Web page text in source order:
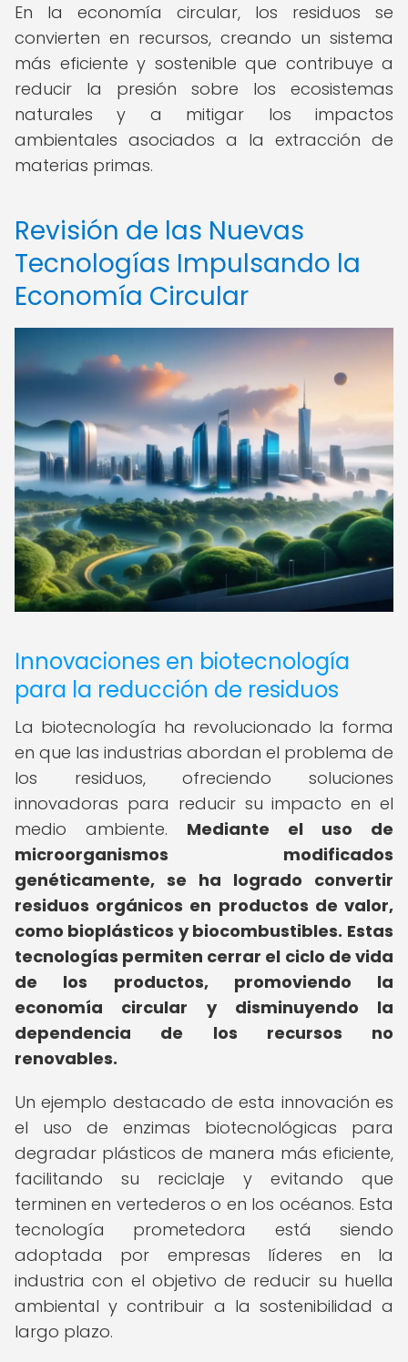
En la economía circular, los residuos se
convierten en recursos, creando un sistema
más eficiente y sostenible que contribuye a
reducir la presión sobre los ecosistemas
naturales y a mitigar los impactos
ambientales asociados a la extracción de
materias primas.
Revisión de las Nuevas
Tecnologías Impulsando la
Economía Circular
Innovaciones en biotecnología
para la reducción de residuos
La biotecnología ha revolucionado la forma
en que las industrias abordan el problema de
los residuos, ofreciendo soluciones
innovadoras para reducir su impacto en el
medio ambiente. Mediante el uso de
microorganismos modificados
genéticamente, se ha logrado convertir
residuos orgánicos en productos de valor,
como bioplásticos y biocombustibles. Estas
tecnologías permiten cerrar el ciclo de vida
de los productos, promoviendo la
economía circular y disminuyendo la
dependencia de los recursos no
renovables.
Un ejemplo destacado de esta innovación es
el uso de enzimas biotecnológicas para
degradar plásticos de manera más eficiente,
facilitando su reciclaje y evitando que
terminen en vertederos o en los océanos. Esta
tecnología prometedora está siendo
adoptada por empresas líderes en la
industria con el objetivo de reducir su huella
ambiental y contribuir a la sostenibilidad a
largo plazo.